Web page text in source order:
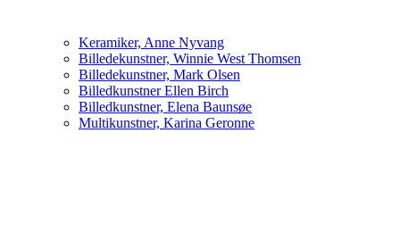
Keramiker, Anne Nyvang
Billedekunstner, Winnie West Thomsen
Billedekunstner, Mark Olsen
Billedkunstner Ellen Birch
Billedkunstner, Elena Baunsøe
Multikunstner, Karina Geronne